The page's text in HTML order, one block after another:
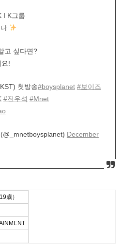
I K그룹
고 싶다면?
!
첫방송#boysplanet #보이즈
#전우석 #Mnet
December
歳）